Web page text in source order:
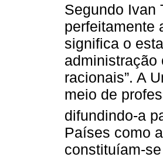
Segundo Ivan
perfeitamente
significa o
administração
racionais”. A
meio de
difundindo-a
Países como
constituíam-